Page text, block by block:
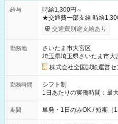
給与
時給1,300円～
★交通費一部支給 時給1,300円～ ※試験・役割により手当あり
※勤務回数により昇給あ
り！】 希望される場合、
例】 ・河合塾模擬試験
×8時間＝日収10,400円＋
円の場合あり ・国家試験
円（役割手当＋100円）×6時間
間】試用期間なし
交通費別途支給あり
勤務地
さいたま市大宮区
埼玉県埼玉県さいたま市大
株式会社全国試験運営セ
勤務時間
シフト制
1日あたりの実働時間：最
間は 試験により異なりま
期間 単発・1日のみOK / 短期（1